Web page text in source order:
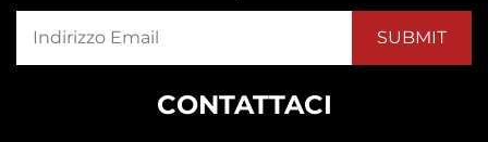
CONTATTACI